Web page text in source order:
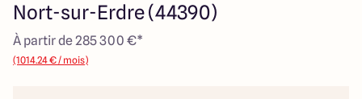
Qui sommes-nous
Nort-sur-Erdre (44390)
À partir de 285 300 €*
(1014.24 € / mois)